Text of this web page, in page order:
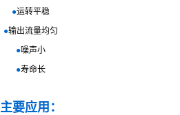
●运转平稳
●输出流量均匀
●噪声小
●寿命长
主要应用：